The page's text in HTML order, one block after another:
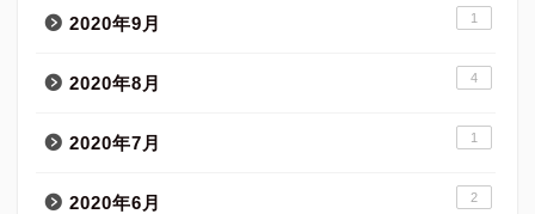
2020年9月 1
2020年8月 4
2020年7月 1
2020年6月 2